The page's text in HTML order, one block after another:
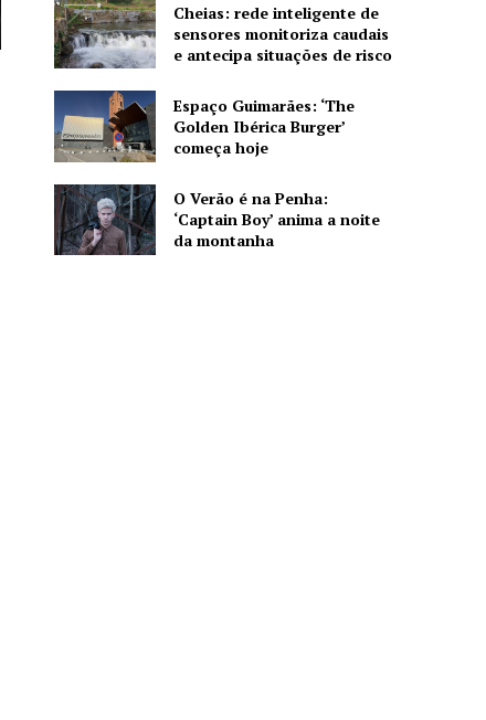
Cheias: rede inteligente de
sensores monitoriza caudais
e antecipa situações de risco
Espaço Guimarães: ‘The
Golden Ibérica Burger’
começa hoje
O Verão é na Penha:
‘Captain Boy’ anima a noite
da montanha